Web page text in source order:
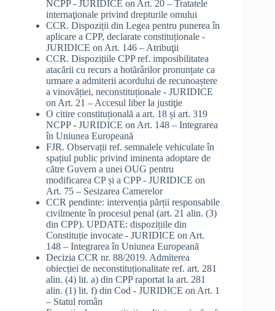
NCPP - JURIDICE on Art. 20 – Tratatele
internaţionale privind drepturile omului
CCR. Dispoziții din Legea pentru punerea în
aplicare a CPP, declarate constituționale -
JURIDICE on Art. 146 – Atribuţii
CCR. Dispozițiile CPP ref. imposibilitatea
atacării cu recurs a hotărârilor pronunțate ca
urmare a admiterii acordului de recunoaștere
a vinovăției, neconstituționale - JURIDICE
on Art. 21 – Accesul liber la justiţie
O citire constituțională a art. 18 și art. 319
NCPP - JURIDICE on Art. 148 – Integrarea
în Uniunea Europeană
FJR. Observații ref. semnalele vehiculate în
spațiul public privind iminenta adoptare de
către Guvern a unei OUG pentru
modificarea CP și a CPP - JURIDICE on
Art. 75 – Sesizarea Camerelor
CCR pendinte: intervenția părții responsabile
civilmente în procesul penal (art. 21 alin. (3)
din CPP). UPDATE: dispozițiile din
Constituție invocate - JURIDICE on Art.
148 – Integrarea în Uniunea Europeană
Decizia CCR nr. 88/2019. Admiterea
obiecției de neconstituționalitate ref. art. 281
alin. (4) lit. a) din CPP raportat la art. 281
alin. (1) lit. f) din Cod - JURIDICE on Art. 1
– Statul român